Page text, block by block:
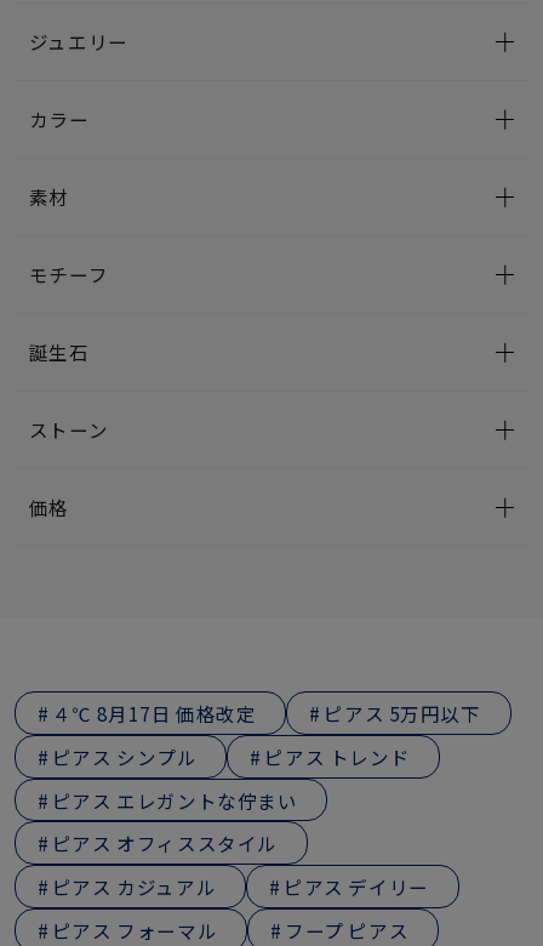
ジュエリー
カラー
素材
モチーフ
誕生石
ストーン
価格
４℃ 8月17日 価格改定
ピアス 5万円以下
ピアス シンプル
ピアス トレンド
ピアス エレガントな佇まい
ピアス オフィススタイル
ピアス カジュアル
ピアス デイリー
ピアス フォーマル
フープ ピアス